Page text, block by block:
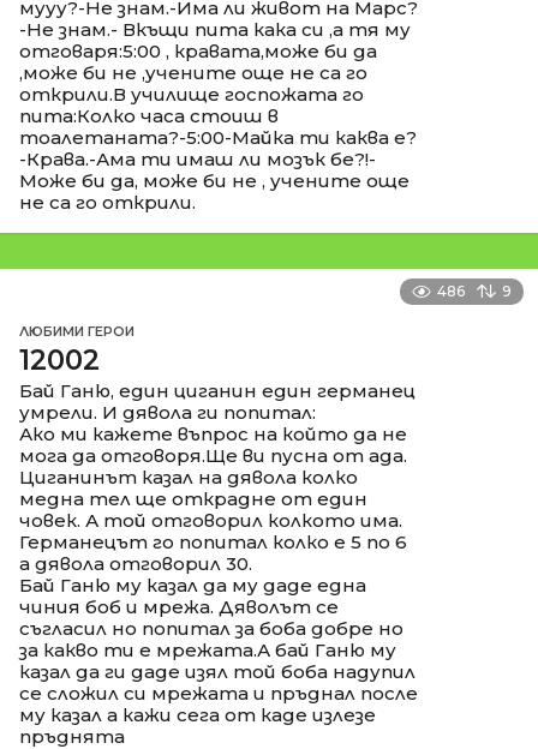
мууу?-Не знам.-Има ли живот на Марс?
-Не знам.- Вкъщи пита кака си ,а тя му
отговаря:5:00 , кравата,може би да
,може би не ,учените още не са го
открили.В училище госпожата го
пита:Колко часа стоиш в
тоалетаната?-5:00-Майка ти каква е?
-Крава.-Ама ти имаш ли мозък бе?!-
Може би да, може би не , учените още
не са го открили.
486 9
ЛЮБИМИ ГЕРОИ
12002
Бай Ганю, един циганин един германец
умрели. И дявола ги попитал:
Ако ми кажете въпрос на който да не
мога да отговоря.Ще ви пусна от ада.
Циганинът казал на дявола колко
медна тел ще открадне от един
човек. А той отговорил колкото има.
Германецът го попитал колко е 5 по 6
а дявола отговорил 30.
Бай Ганю му казал да му даде една
чиния боб и мрежа. Дяволът се
съгласил но попитал за боба добре но
за какво ти е мрежата.А бай Ганю му
казал да ги даде изял той боба надупил
се сложил си мрежата и пръднал после
му казал а кажи сега от каде излезе
пръднята